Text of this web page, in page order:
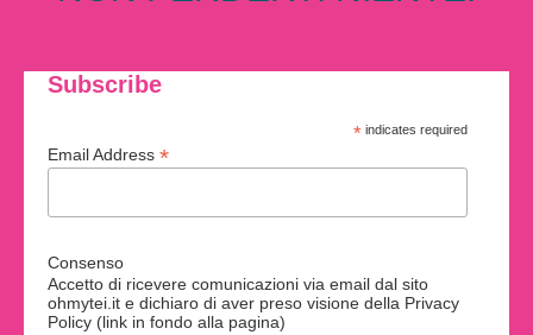
Subscribe
* indicates required
Email Address *
Consenso
Accetto di ricevere comunicazioni via email dal sito
ohmytei.it e dichiaro di aver preso visione della Privacy
Policy (link in fondo alla pagina)